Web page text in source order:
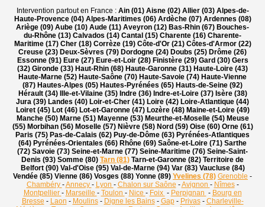
Intervention partout en France :Ain (01) Aisne (02) Allier (03) Alpes-de-
Haute-Provence (04) Alpes-Maritimes (06) Ardèche (07) Ardennes (08)
Ariège (09) Aube (10) Aude (11) Aveyron (12) Bas-Rhin (67) Bouches-
du-Rhône (13) Calvados (14) Cantal (15) Charente (16) Charente-
Maritime (17) Cher (18) Corrèze (19) Côte-d'Or (21) Côtes-d'Armor (22)
Creuse (23) Deux-Sèvres (79) Dordogne (24) Doubs (25) Drôme (26)
Essonne (91) Eure (27) Eure-et-Loir (28) Finistère (29) Gard (30) Gers
(32) Gironde (33) Haut-Rhin (68) Haute-Garonne (31) Haute-Loire (43)
Haute-Marne (52) Haute-Saône (70) Haute-Savoie (74) Haute-Vienne
(87) Hautes-Alpes (05) Hautes-Pyrénées (65) Hauts-de-Seine (92)
Hérault (34) Ille-et-Vilaine (35) Indre (36) Indre-et-Loire (37) Isère (38)
Jura (39) Landes (40) Loir-et-Cher (41) Loire (42) Loire-Atlantique (44)
Loiret (45) Lot (46) Lot-et-Garonne (47) Lozère (48) Maine-et-Loire (49)
Manche (50) Marne (51) Mayenne (53) Meurthe-et-Moselle (54) Meuse
(55) Morbihan (56) Moselle (57) Nièvre (58) Nord (59) Oise (60) Orne (61)
Paris (75) Pas-de-Calais (62) Puy-de-Dôme (63) Pyrénées-Atlantiques
(64) Pyrénées-Orientales (66) Rhône (69) Saône-et-Loire (71) Sarthe
(72) Savoie (73) Seine-et-Marne (77) Seine-Maritime (76) Seine-Saint-
Denis (93) Somme (80) Tarn (81) Tarn-et-Garonne (82) Territoire de
Belfort (90) Val-d'Oise (95) Val-de-Marne (94) Var (83) Vaucluse (84)
Vendée (85) Vienne (86) Vosges (88) Yonne (89) Yvelines (78) Grenoble -
Chambéry -Annecy - Lyon - Chalon sur Saône -Avignon - Nîmes-
Montpellier - Marseille - Toulon - Nice - Foix - Perpignan - Bourg en
Bresse - Laon - Moulins- Digne les Bains- Gap- Privas- Charleville-